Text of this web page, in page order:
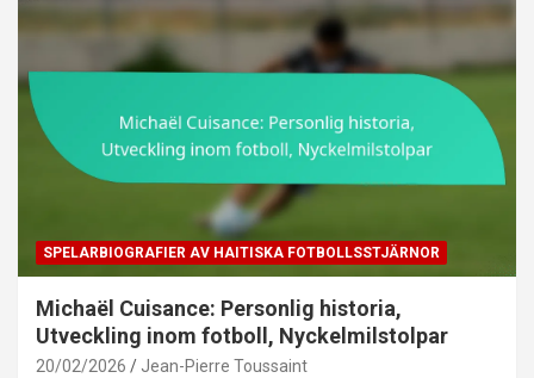
SPELARBIOGRAFIER AV HAITISKA FOTBOLLSSTJÄRNOR
Michaël Cuisance: Personlig historia,
Utveckling inom fotboll, Nyckelmilstolpar
20/02/2026 Jean-Pierre Toussaint